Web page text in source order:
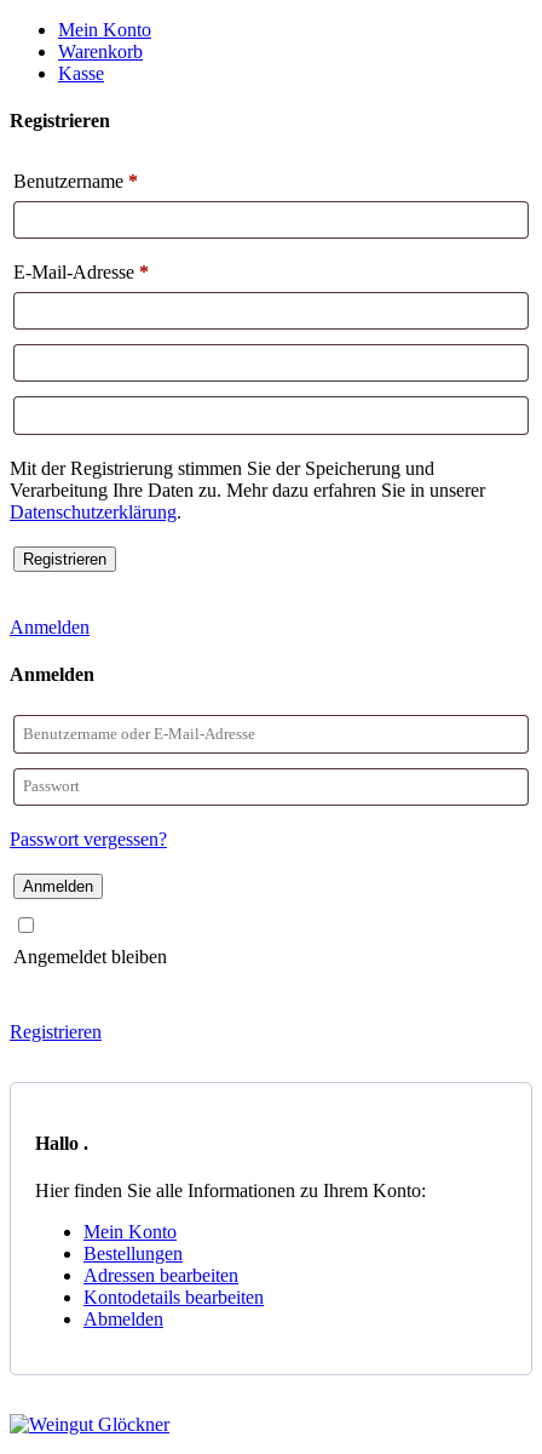
Weiter
zum
Inhalt
Mein Konto
Warenkorb
Kasse
Registrieren
Benutzername *
E-Mail-Adresse *
Mit der Registrierung stimmen Sie der Speicherung und
Verarbeitung Ihre Daten zu. Mehr dazu erfahren Sie in unserer
Datenschutzerklärung.
Anmelden
Anmelden
Benutzername
oder
E-
Mail-
Adresse
Passwort
Passwort vergessen?
Angemeldet bleiben
Registrieren
Hallo .
Hier finden Sie alle Informationen zu Ihrem Konto:
Mein Konto
Bestellungen
Adressen bearbeiten
Kontodetails bearbeiten
Abmelden